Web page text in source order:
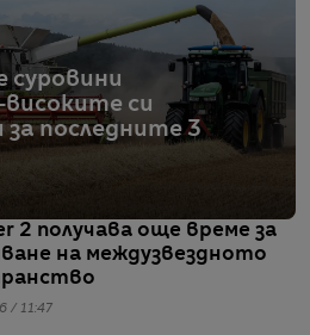
си
последните 3
2 получава още време за
на междузвездното
/ 11:47